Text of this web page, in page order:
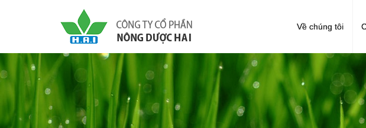
Về chúng tôi